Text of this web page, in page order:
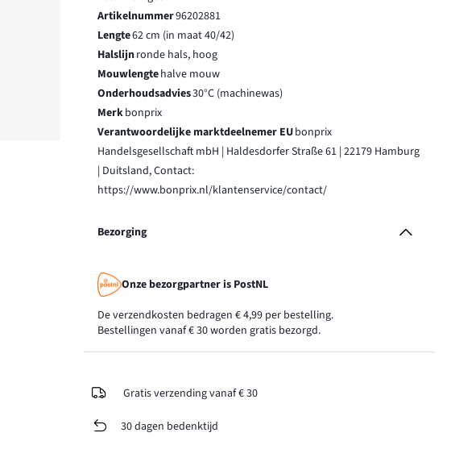
Artikelnummer96202881
Lengte62 cm (in maat 40/42)
Halslijnronde hals, hoog
Mouwlengtehalve mouw
Onderhoudsadvies30°C (machinewas)
Merkbonprix
Verantwoordelijke marktdeelnemer EUbonprix
Handelsgesellschaft mbH | Haldesdorfer Straße 61 | 22179 Hamburg
| Duitsland, Contact:
https://www.bonprix.nl/klantenservice/contact/
Bezorging
Onze bezorgpartner is PostNL
De verzendkosten bedragen € 4,99 per bestelling.
Bestellingen vanaf € 30 worden gratis bezorgd.
Gratis verzending vanaf € 30
30 dagen bedenktijd